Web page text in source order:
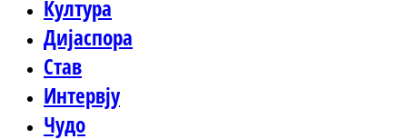
Култура
Дијаспора
Став
Интервју
Чудо